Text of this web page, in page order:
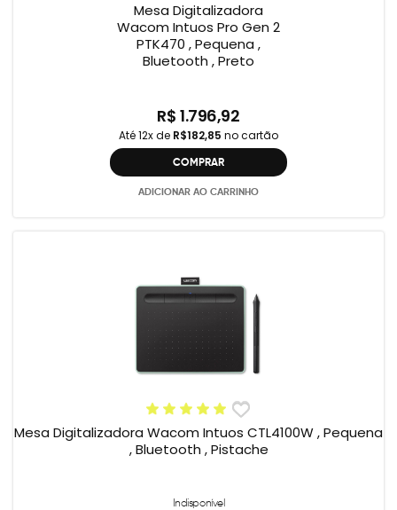
Mesa Digitalizadora
Wacom Intuos Pro Gen 2
PTK470 , Pequena ,
Bluetooth , Preto
R$ 1.796,92
Até 12x de R$182,85 no cartão
COMPRAR
ADICIONAR AO CARRINHO
Mesa Digitalizadora Wacom Intuos CTL4100W , Pequena
, Bluetooth , Pistache
Indisponível